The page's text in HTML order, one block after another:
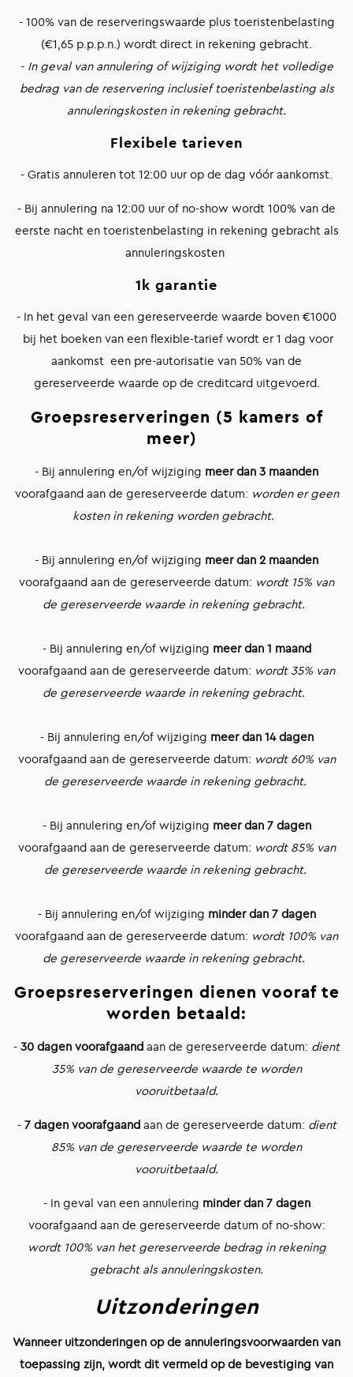
- 100% van de reserveringswaarde plus toeristenbelasting
(€1,65 p.p.p.n.) wordt direct in rekening gebracht.
- In geval van annulering of wijziging wordt het volledige
bedrag van de reservering inclusief toeristenbelasting als
annuleringskosten in rekening gebracht.
Flexibele tarieven
- Gratis annuleren tot 12:00 uur op de dag vóór aankomst.
- Bij annulering na 12:00 uur of no-show wordt 100% van de
eerste nacht en toeristenbelasting in rekening gebracht als
annuleringskosten
1k garantie
- In het geval van een gereserveerde waarde boven €1000
bij het boeken van een flexible-tarief wordt er 1 dag voor
aankomst een pre-autorisatie van 50% van de
gereserveerde waarde op de creditcard uitgevoerd.
Groepsreserveringen (5 kamers of
meer)
- Bij annulering en/of wijziging meer dan 3 maanden
voorafgaand aan de gereserveerde datum: worden er geen
kosten in rekening worden gebracht.
- Bij annulering en/of wijziging meer dan 2 maanden
voorafgaand aan de gereserveerde datum: wordt 15% van
de gereserveerde waarde in rekening gebracht.
- Bij annulering en/of wijziging meer dan 1 maand
voorafgaand aan de gereserveerde datum: wordt 35% van
de gereserveerde waarde in rekening gebracht.
- Bij annulering en/of wijziging meer dan 14 dagen
voorafgaand aan de gereserveerde datum: wordt 60% van
de gereserveerde waarde in rekening gebracht.
- Bij annulering en/of wijziging meer dan 7 dagen
voorafgaand aan de gereserveerde datum: wordt 85% van
de gereserveerde waarde in rekening gebracht.
- Bij annulering en/of wijziging minder dan 7 dagen
voorafgaand aan de gereserveerde datum: wordt 100% van
de gereserveerde waarde in rekening gebracht.
Groepsreserveringen dienen vooraf te
worden betaald:
- 30 dagen voorafgaand aan de gereserveerde datum: dient
35% van de gereserveerde waarde te worden
vooruitbetaald.
-7 dagen voorafgaandaan de gereserveerde datum: dient
85% van de gereserveerde waarde te worden
vooruitbetaald.
- In geval van een annulering minder dan 7 dagen
voorafgaand aan de gereserveerde datum of no-show:
wordt 100% van het gereserveerde bedrag in rekening
gebracht als annuleringskosten.
Uitzonderingen
Wanneer uitzonderingen op de annuleringsvoorwaarden van
toepassing zijn, wordt dit vermeld op de bevestiging van